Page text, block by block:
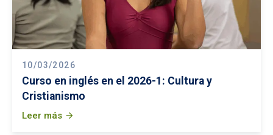
10/03/2026
Curso en inglés en el 2026-1: Cultura y
Cristianismo
Leer más arrow_forward